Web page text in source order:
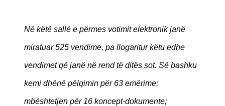
Në këtë sallë e përmes votimit elektronik janë
miratuar 525 vendime, pa llogaritur këtu edhe
vendimet që janë në rend të ditës sot. Së bashku
kemi dhënë pëlqimin për 63 emërime;
mbështetjen për 16 koncept-dokumente;